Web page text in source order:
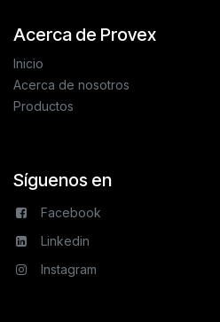
Acerca de Provex
Inicio
Acerca de nosotros
Productos
Síguenos en
Facebook
Linkedin
Instagram